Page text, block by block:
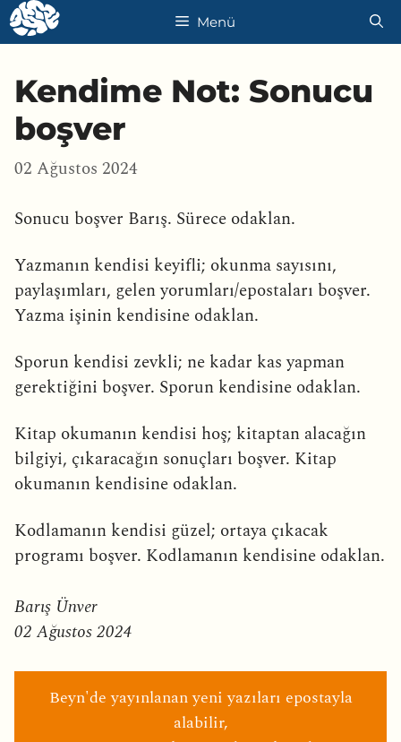
İçeriğe
atla
Menü
Kendime Not: Sonucu
boşver
02 Ağustos 2024
Sonucu boşver Barış. Sürece odaklan.
Yazmanın kendisi keyifli; okunma sayısını,
paylaşımları, gelen yorumları/epostaları boşver.
Yazma işinin kendisine odaklan.
Sporun kendisi zevkli; ne kadar kas yapman
gerektiğini boşver. Sporun kendisine odaklan.
Kitap okumanın kendisi hoş; kitaptan alacağın
bilgiyi, çıkaracağın sonuçları boşver. Kitap
okumanın kendisine odaklan.
Kodlamanın kendisi güzel; ortaya çıkacak
programı boşver. Kodlamanın kendisine odaklan.
Barış Ünver
02 Ağustos 2024
Beyn'de yayınlanan yeni yazıları epostayla
alabilir,